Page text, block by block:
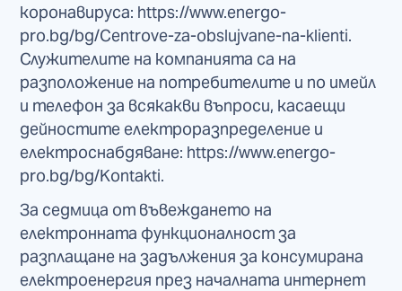
коронавируса: https://www.energo-
pro.bg/bg/Centrove-za-obslujvane-na-klienti.
Служителите на компанията са на
разположение на потребителите и по имейл
и телефон за всякакви въпроси, касаещи
дейностите електроразпределение и
електроснабдяване: https://www.energo-
pro.bg/bg/Kontakti.
За седмица от въвеждането на
електронната функционалност за
разплащане на задължения за консумирана
електроенергия през началната интернет